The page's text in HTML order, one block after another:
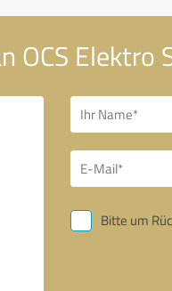
OCS Elektro
Bitte um